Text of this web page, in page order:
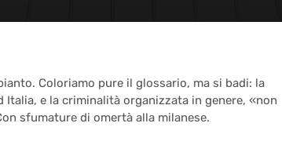
Coloriamo pure il glossario, ma si badi: la
Italia, e la criminalità organizzata in genere, «non
sfumature di omertà alla milanese.